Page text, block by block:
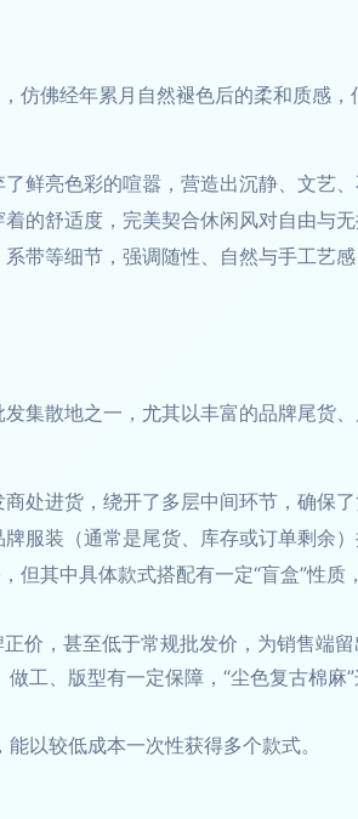
仿佛经年累月自然褪色后的柔和质感
鲜亮色彩的喧嚣，营造出沉静、文艺、
的舒适度，完美契合休闲风对自由与无
带等细节，强调随性、自然与手工艺
集散地之一，尤其以丰富的品牌尾货
处进货，绕开了多层中间环节，确保了
服装（通常是尾货、库存或订单剩余
但其中具体款式搭配有一定“盲盒”性质
价，甚至低于常规批发价，为销售端留
工、版型有一定保障，“尘色复古棉
以较低成本一次性获得多个款式。